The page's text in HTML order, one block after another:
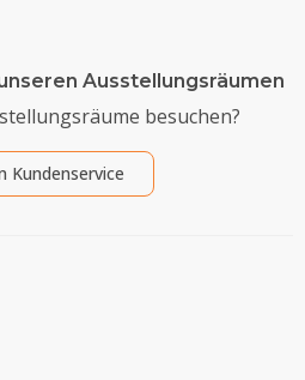
Ausstellungsräumen
besuchen?
Kundenservice